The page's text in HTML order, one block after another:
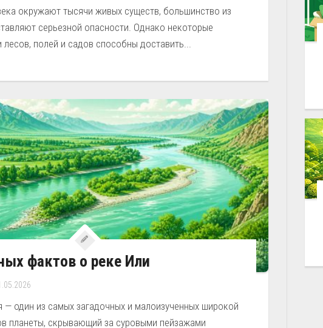
окружают тысячи живых существ, большинство из
серьезной опасности. Однако некоторые
лесов, полей и садов способны доставить...
фактов о реке Или
— один из самых загадочных и малоизученных широкой
планеты, скрывающий за суровыми пейзажами